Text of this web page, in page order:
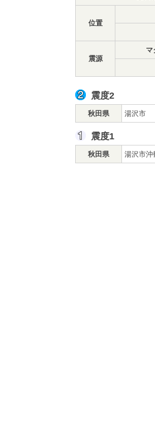
位置
震源
マ
震度2
秋田県 湯沢市
震度1
秋田県 湯沢市沖